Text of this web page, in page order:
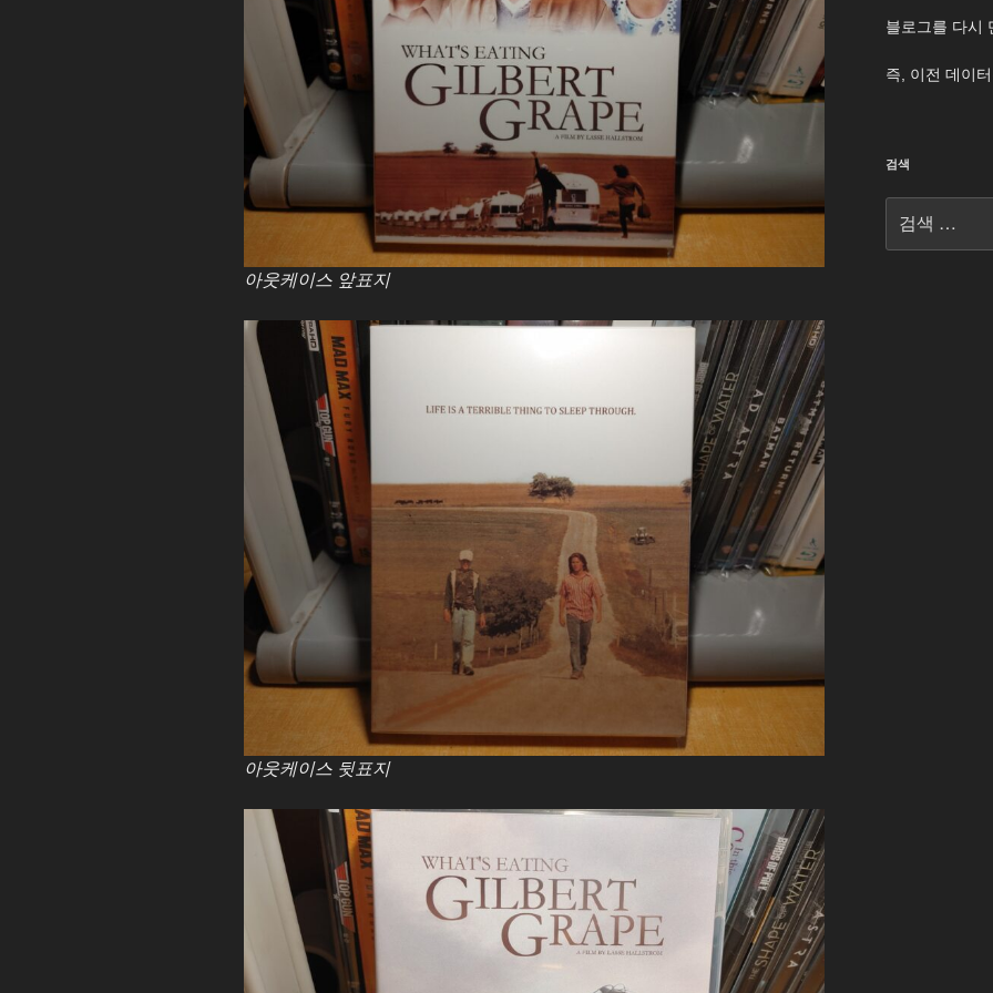
아웃케이스 앞표지
아웃케이스 뒷표지
블로그를 다시
즉, 이전 데이
검색
색: